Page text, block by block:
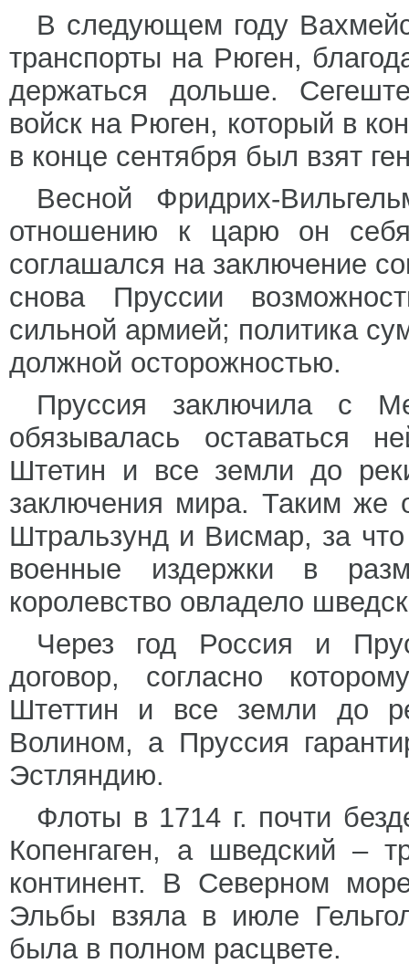
В следующем году
транспорты на Рюген,
держаться дольше.
войск на Рюген, который в
в конце сентября был взят
Весной Фридрих-
отношению к царю он
соглашался на заключение
снова Пруссии
сильной армией; политика
должной осторожностью.
Пруссия заключила с
обязывалась оставаться
Штетин и все земли до
заключения мира. Таким же
Штральзунд и Висмар, за
военные издержки в
королевство овладело
Через год Россия и
договор, согласно
Штеттин и все земли до
Волином, а Пруссия
Эстляндию.
Флоты в 1714 г. почти
Копенгаген, а шведский –
континент. В Северном
Эльбы взяла в июле
была в полном расцвете.